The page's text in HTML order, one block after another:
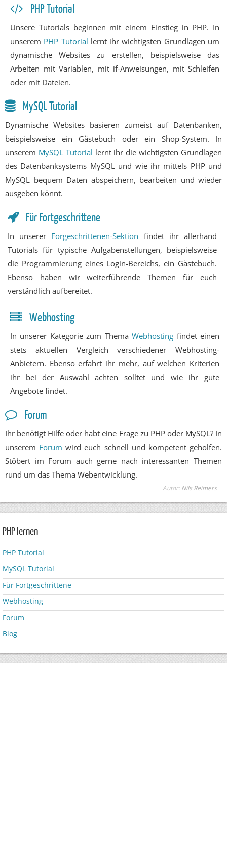
PHP Tutorial
Unsere Tutorials beginnen mit einem Einstieg in PHP. In
unserem PHP Tutorial lernt ihr wichtigsten Grundlagen um
dynamische Web­sites zu erstellen, beispiels­weise das
Arbeiten mit Variablen, mit if-Anweisungen, mit Schleifen
oder mit Dateien.
MySQL Tutorial
Dynamische Websites basieren zumeist auf Datenbanken,
beispielsweise ein Gästebuch oder ein Shop-System. In
unserem MySQL Tutorial lernt ihr die wichtigsten Grundlagen
des Daten­banksystems MySQL und wie ihr mittels PHP und
MySQL bequem Daten abspeichern, bearbeiten und wieder
ausgeben könnt.
Für Fortgeschrittene
In unserer Forgeschrittenen-Sektion findet ihr allerhand
Tutorials für typische Aufgaben­stellungen, bei­spiels­weise
die Programmierung eines Login-Bereichs, ein Gästebuch.
Ebenso haben wir weiterführende Themen für euch
verständlich aufbereitet.
Webhosting
In unserer Kategorie zum ThemaWebhosting findet einen
stets aktuellen Vergleich verschiedener Webhosting-
Anbietern. Ebenso erfahrt ihr mehr, auf welchen Kriterien
ihr bei der Auswahl achten solltet und wie ihr gute
Angebote findet.
Forum
Ihr benötigt Hilfe oder habt eine Frage zu PHP oder MySQL? In
unserem Forum wird euch schnell und kompetent geholfen.
Stöbert im Forum auch gerne nach interessanten Themen
rund um das Thema Webentwicklung.
Autor:Nils Reimers
PHP lernen
PHP Tutorial
MySQL Tutorial
Für Fortgeschrittene
Webhosting
Forum
Blog